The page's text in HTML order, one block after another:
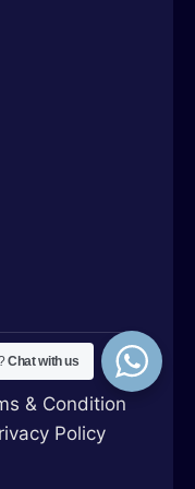
& Condition
Policy
Chat with us